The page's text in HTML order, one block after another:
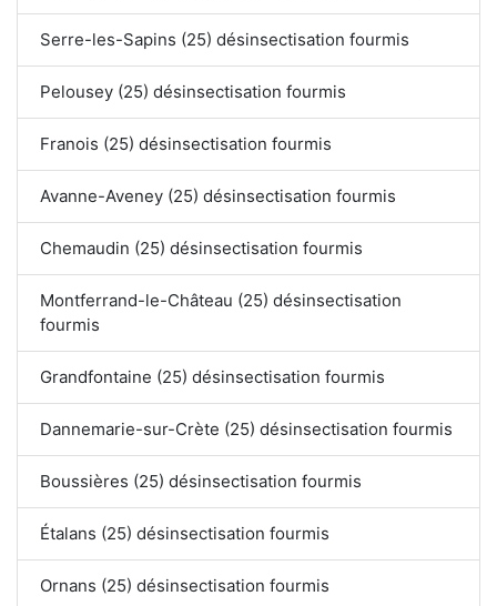
Serre-les-Sapins (25) désinsectisation fourmis
Pelousey (25) désinsectisation fourmis
Franois (25) désinsectisation fourmis
Avanne-Aveney (25) désinsectisation fourmis
Chemaudin (25) désinsectisation fourmis
Montferrand-le-Château (25) désinsectisation
fourmis
Grandfontaine (25) désinsectisation fourmis
Dannemarie-sur-Crète (25) désinsectisation fourmis
Boussières (25) désinsectisation fourmis
Étalans (25) désinsectisation fourmis
Ornans (25) désinsectisation fourmis